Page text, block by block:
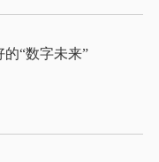
时习之丨习近平：携手迈进更加美好的“数字未来”